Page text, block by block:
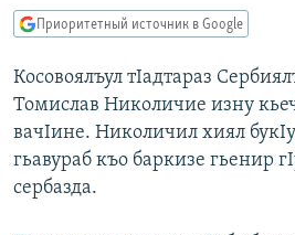
главной
навигации
Вернутся
поиску
IDEL.РЕАЛИИ
КАВКАЗ.РЕАЛИИ
СЕВЕР.РЕАЛИИ
СИБИРЬ.РЕАЛИИ
РАСПИСАНИЕ ВЕЩАНИЯ
Приоритетный источник в Google
Косовоялъул тIадтараз
Томислав Николичие изну
вачIине. Николичил хиял
гьавураб къо баркизе гьенир
сербазда.